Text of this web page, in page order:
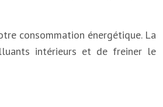
consommation énergétique. La
intérieurs et de freiner le